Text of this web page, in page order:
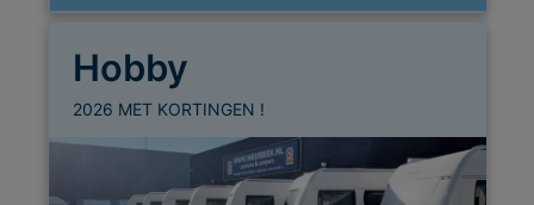
Hobby
2026 MET KORTINGEN !